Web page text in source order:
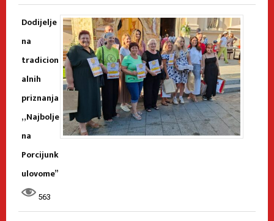
Dodijelje
na
tradicion
alnih
priznanja
„Najbolje
na
Porcijunk
ulovome”
563